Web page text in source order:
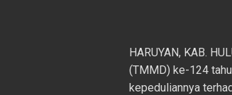
HARUYAN, KAB.
(TMMD) ke-124
kepeduliannya